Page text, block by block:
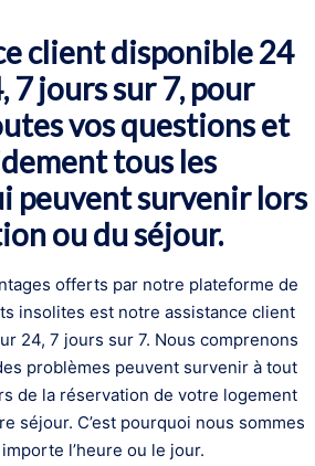
client disponible 24
7 jours sur 7, pour
vos questions et
tous les
peuvent survenir lors
ou du séjour.
offerts par notre plateforme de
insolites est notre assistance client
24, 7 jours sur 7. Nous comprenons
problèmes peuvent survenir à tout
de la réservation de votre logement
séjour. C’est pourquoi nous sommes
l’heure ou le jour.